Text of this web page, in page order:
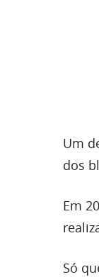
Um
dos
Em
Só